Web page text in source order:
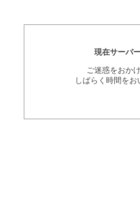
現在サーバ
ご迷惑をおか
しばらく時間を